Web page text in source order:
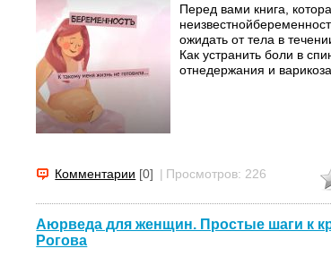
Перед вами книга,
ожидать от тела в
Как устранить боли в
отнедержания и
Комментарии [0] | Просмотров: 226
Аюрведа для женщин. Простые шаги к
Рогова